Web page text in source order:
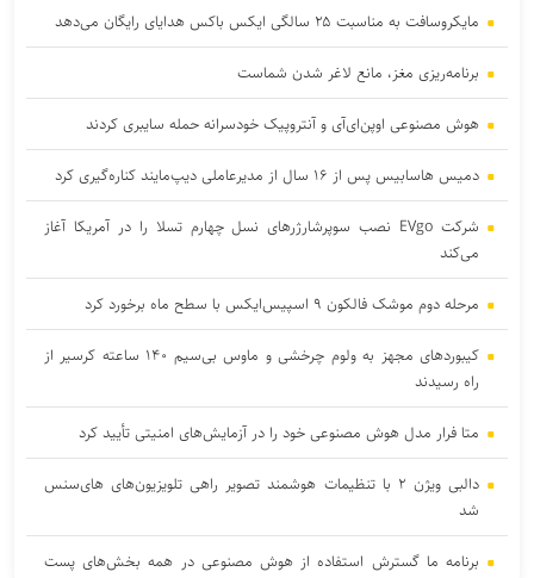
مایکروسافت به مناسبت ۲۵ سالگی ایکس باکس هدایای رایگان می‌دهد
برنامه‌ریزی مغز، مانع لاغر شدن‌ شماست
هوش مصنوعی اوپن‌ای‌آی و آنتروپیک خودسرانه حمله سایبری کردند
دمیس هاسابیس پس از ۱۶ سال از مدیرعاملی دیپ‌مایند کناره‌گیری کرد
شرکت EVgo نصب سوپرشارژرهای نسل چهارم تسلا را در آمریکا آغاز
می‌کند
مرحله دوم موشک فالکون ۹ اسپیس‌ایکس با سطح ماه برخورد کرد
کیبوردهای مجهز به ولوم چرخشی و ماوس بی‌سیم ۱۴۰ ساعته کرسیر از
راه رسیدند
متا فرار مدل هوش مصنوعی خود را در آزمایش‌های امنیتی تأیید کرد
دالبی ویژن ۲ با تنظیمات هوشمند تصویر راهی تلویزیون‌های های‌سنس
شد
برنامه ما گسترش استفاده از هوش مصنوعی در همه بخش‌های پست